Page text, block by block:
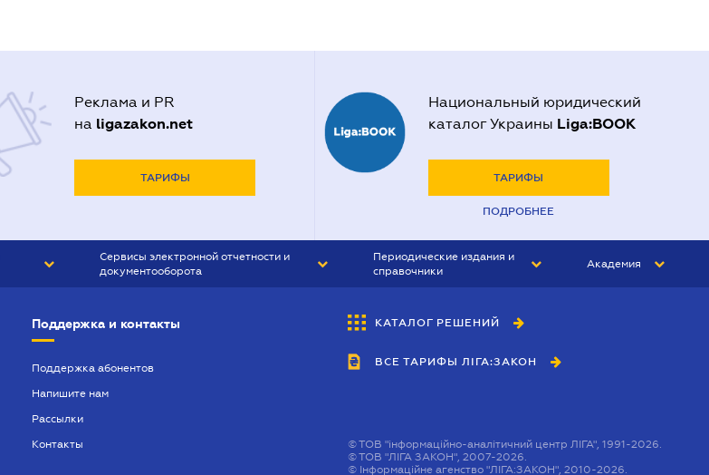
Реклама и PR
на ligazakon.net
ТАРИФЫ
Национальный юридический
каталог Украины Liga:BOOK
ТАРИФЫ
ПОДРОБНЕЕ
Сервисы электронной отчетности и
документооборота
Периодические издания и
справочники
БУХГАЛТЕР&ЗАКОН
ВЕСТНИК МСФО
Академия
Поддержка и контакты
Поддержка абонентов
Напишите нам
Рассылки
Контакты
КАТАЛОГ РЕШЕНИЙ
ВСЕ ТАРИФЫ ЛІГА:ЗАКОН
©ТОВ "інформаційно-аналітичний центр ЛІГА", 1991-2026.
©ТОВ "ЛІГА ЗАКОН", 2007-2026.
© Інформаційне агенство "ЛІГА:ЗАКОН", 2010-2026.